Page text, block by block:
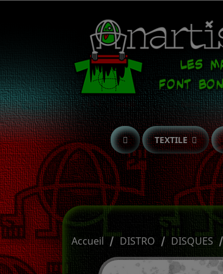
TEXTILE
Accueil DISTRO DISQUES